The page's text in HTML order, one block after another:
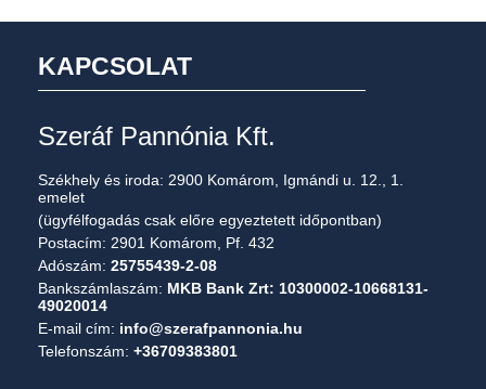
KAPCSOLAT
Szeráf Pannónia Kft.
Székhely és iroda: 2900 Komárom, Igmándi u. 12., 1.
emelet
(ügyfélfogadás csak előre egyeztetett időpontban)
Postacím: 2901 Komárom, Pf. 432
Adószám: 25755439-2-08
Bankszámlaszám: MKB Bank Zrt: 10300002-10668131-
49020014
E-mail cím: info@szerafpannonia.hu
Telefonszám: +36709383801